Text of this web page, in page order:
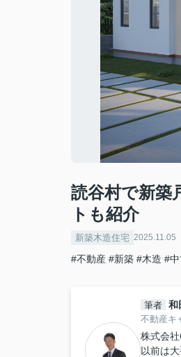
読谷村で新築
トも紹介
新築木造住宅 2025.11.05
#不動産 #新築 #木造 #
筆者 和
不動産キ
株式会
以前は